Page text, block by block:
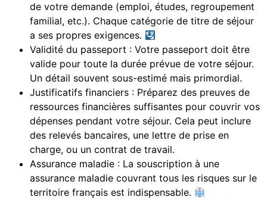
de votre demande (emploi, études, regroupement
familial, etc.). Chaque catégorie de titre de séjour
a ses propres exigences.
Validité du passeport : Votre passeport doit être
valide pour toute la durée prévue de votre séjour.
Un détail souvent sous-estimé mais primordial.
Justificatifs financiers : Préparez des preuves de
ressources financières suffisantes pour couvrir vos
dépenses pendant votre séjour. Cela peut inclure
des relevés bancaires, une lettre de prise en
charge, ou un contrat de travail.
Assurance maladie : La souscription à une
assurance maladie couvrant tous les risques sur le
territoire français est indispensable.